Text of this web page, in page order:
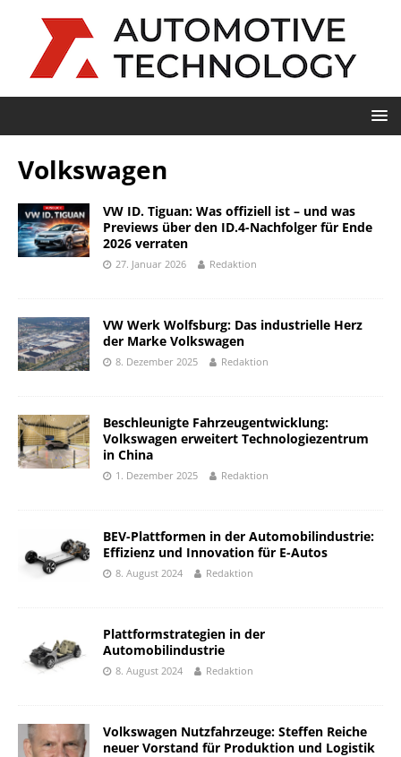
Volkswagen
VW ID. Tiguan: Was offiziell ist – und was
Previews über den ID.4-Nachfolger für Ende
2026 verraten
27. Januar 2026 Redaktion
VW Werk Wolfsburg: Das industrielle Herz
der Marke Volkswagen
8. Dezember 2025 Redaktion
Beschleunigte Fahrzeugentwicklung:
Volkswagen erweitert Technologiezentrum
in China
1. Dezember 2025 Redaktion
BEV-Plattformen in der Automobilindustrie:
Effizienz und Innovation für E-Autos
8. August 2024 Redaktion
Plattformstrategien in der
Automobilindustrie
8. August 2024 Redaktion
Volkswagen Nutzfahrzeuge: Steffen Reiche
neuer Vorstand für Produktion und Logistik